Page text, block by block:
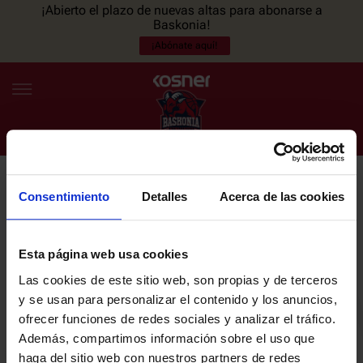
Consentimiento Detalles Acerca de las cookies
Esta página web usa cookies
Las cookies de este sitio web, son propias y de terceros
y se usan para personalizar el contenido y los anuncios,
ofrecer funciones de redes sociales y analizar el tráfico.
Además, compartimos información sobre el uso que
haga del sitio web con nuestros partners de redes
¡Abierto el plazo de nuevas altas para abonarse a
Baskonia!
¡Abónate aquí!
ES EU
NOTICIAS
PLANTILLA
ENTRADAS
NEWSLETTER
últimas noticias y promociones del club.
Email
He leído y acepto laPolítica de privacidaddel SASKI BASKONIA